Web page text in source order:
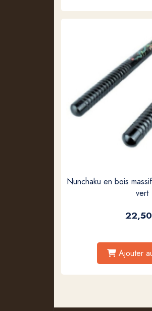
Nunchaku en bois
vert
22,50
Ajouter